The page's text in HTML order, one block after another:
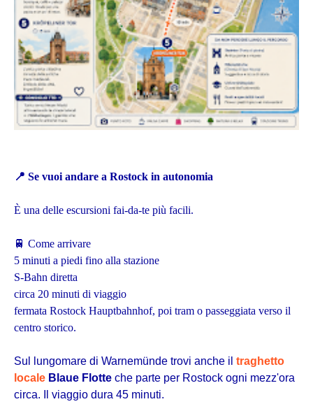
📍 Se vuoi andare a Rostock in autonomia
È una delle escursioni fai-da-te più facili.
🚆 Come arrivare
5 minuti a piedi fino alla stazione
S-Bahn diretta
circa 20 minuti di viaggio
fermata Rostock Hauptbahnhof, poi tram o passeggiata verso il
centro storico.
Sul lungomare di Warnemünde trovi anche il traghetto
locale Blaue Flotte che parte per Rostock ogni mezz'ora
circa. Il viaggio dura 45 minuti.